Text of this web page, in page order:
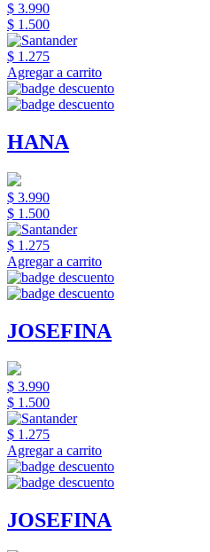
$ 3.990
$ 1.500
$ 1.275
Agregar a carrito
HANA
$ 3.990
$ 1.500
$ 1.275
Agregar a carrito
JOSEFINA
$ 3.990
$ 1.500
$ 1.275
Agregar a carrito
JOSEFINA